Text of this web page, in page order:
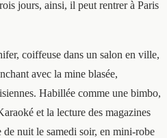
jours, ainsi, il peut rentrer à Paris
coiffeuse dans un salon en ville,
avec la mine blasée,
Habillée comme une bimbo,
et la lecture des magazines
nuit le samedi soir, en mini-robe